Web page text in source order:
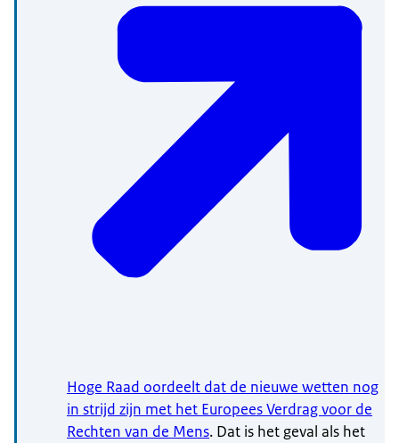
Hoge Raad oordeelt dat de nieuwe wetten nog
in strijd zijn met het Europees Verdrag voor de
Rechten van de Mens. Dat is het geval als het